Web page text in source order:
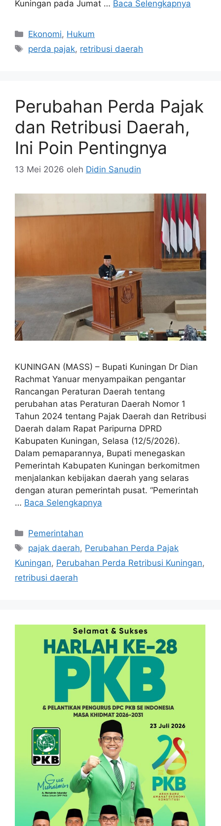
Kuningan pada Jumat … Baca Selengkapnya
Kategori
Ekonomi, Hukum
Tag
perda pajak, retribusi daerah
Perubahan Perda Pajak
dan Retribusi Daerah,
Ini Poin Pentingnya
13 Mei 2026 oleh Didin Sanudin
KUNINGAN (MASS) – Bupati Kuningan Dr Dian
Rachmat Yanuar menyampaikan pengantar
Rancangan Peraturan Daerah tentang
perubahan atas Peraturan Daerah Nomor 1
Tahun 2024 tentang Pajak Daerah dan Retribusi
Daerah dalam Rapat Paripurna DPRD
Kabupaten Kuningan, Selasa (12/5/2026).
Dalam pemaparannya, Bupati menegaskan
Pemerintah Kabupaten Kuningan berkomitmen
menjalankan kebijakan daerah yang selaras
dengan aturan pemerintah pusat. “Pemerintah
… Baca Selengkapnya
Kategori
Pemerintahan
Tag
pajak daerah, Perubahan Perda Pajak
Kuningan, Perubahan Perda Retribusi Kuningan,
retribusi daerah